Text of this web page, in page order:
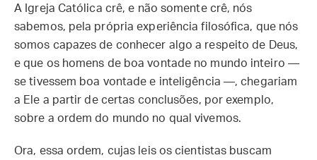
A Igreja Católica crê, e não somente crê, nós
sabemos, pela própria experiência filosófica, que nós
somos capazes de conhecer algo a respeito de Deus,
e que os homens de boa vontade no mundo inteiro —
se tivessem boa vontade e inteligência —, chegariam
a Ele a partir de certas conclusões, por exemplo,
sobre a ordem do mundo no qual vivemos.
Ora, essa ordem, cujas leis os cientistas buscam